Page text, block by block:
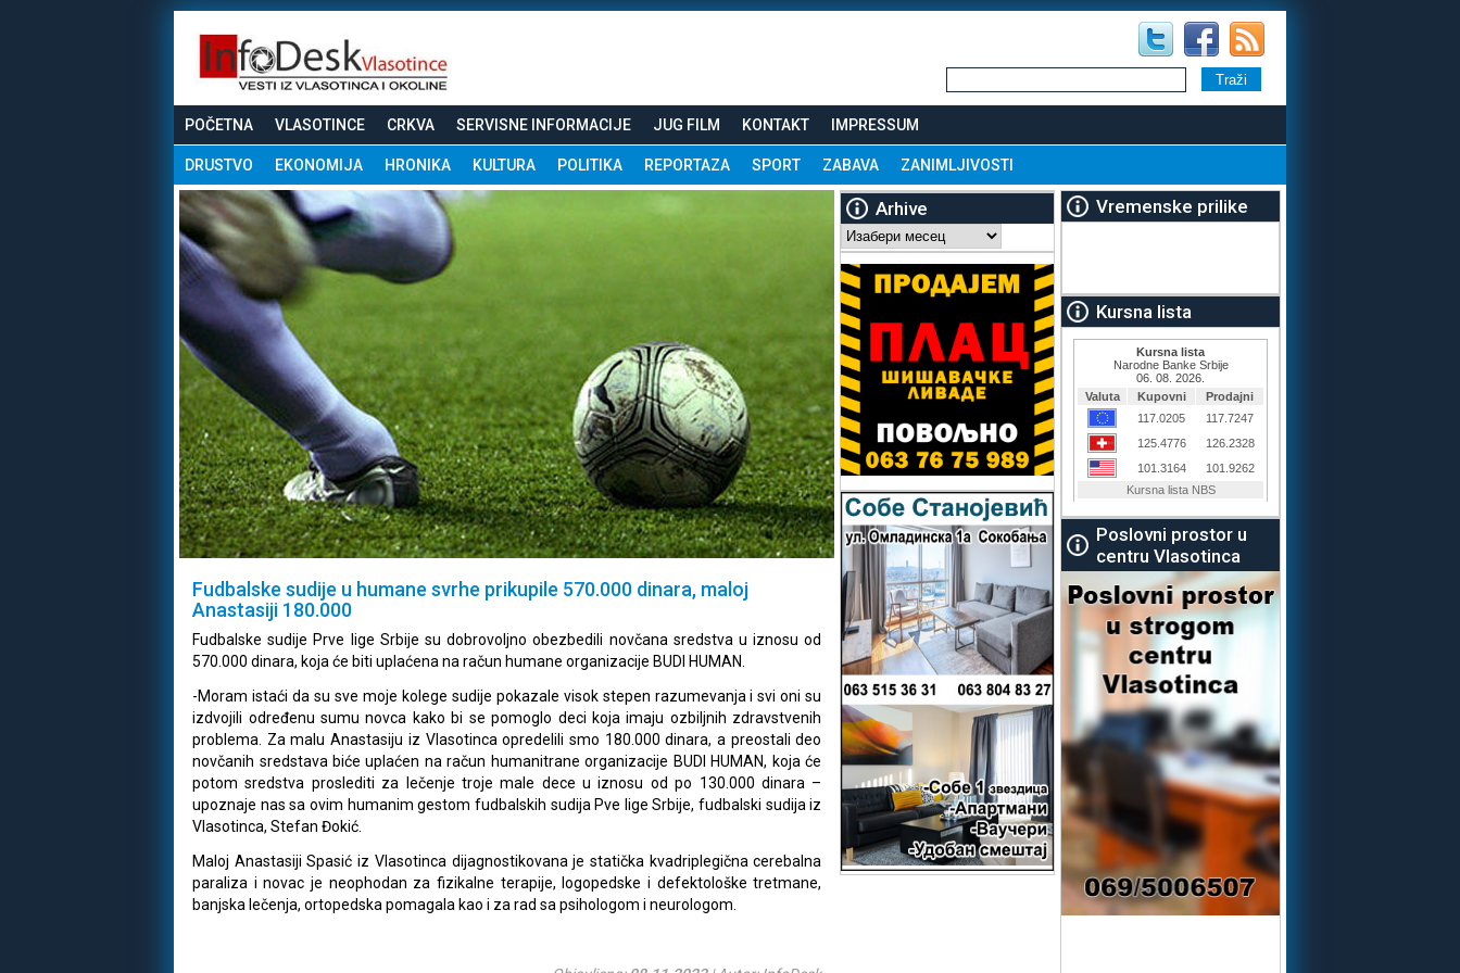
POČETNA VLASOTINCE CRKVA SERVISNE INFORMACIJE JUG FILM KONTAKT IMPRESSUM
DRUSTVO EKONOMIJA HRONIKA KULTURA POLITIKA REPORTAZA SPORT ZABAVA ZANIMLJIVOSTI
Fudbalske sudije u humane svrhe prikupile 570.000 dinara, maloj
Anastasiji 180.000
Fudbalske sudije Prve lige Srbije su dobrovoljno obezbedili novčana sredstva u iznosu od
570.000 dinara, koja će biti uplaćena na račun humane organizacije BUDI HUMAN.
-Moram istaći da su sve moje kolege sudije pokazale visok stepen razumevanja i svi oni su
izdvojili određenu sumu novca kako bi se pomoglo deci koja imaju ozbiljnih zdravstvenih
problema. Za malu Anastasiju iz Vlasotinca opredelili smo 180.000 dinara, a preostali deo
novčanih sredstava biće uplaćen na račun humanitrane organizacije BUDI HUMAN, koja će
potom sredstva proslediti za lečenje troje male dece u iznosu od po 130.000 dinara –
upoznaje nas sa ovim humanim gestom fudbalskih sudija Pve lige Srbije, fudbalski sudija iz
Vlasotinca, Stefan Đokić.
Maloj Anastasiji Spasić iz Vlasotinca dijagnostikovana je statička kvadriplegična cerebalna
paraliza i novac je neophodan za fizikalne terapije, logopedske i defektološke tretmane,
banjska lečenja, ortopedska pomagala kao i za rad sa psihologom i neurologom.
Arhive
Arhive
Vremenske prilike
Kursna lista
Poslovni prostor u
centru Vlasotinca